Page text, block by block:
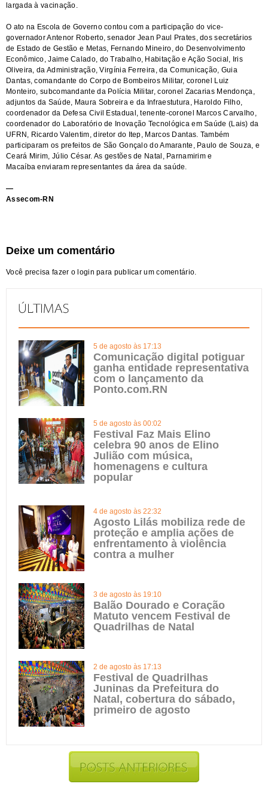
largada à vacinação.
O ato na Escola de Governo contou com a participação do vice-
governador Antenor Roberto, senador Jean Paul Prates, dos secretários
de Estado de Gestão e Metas, Fernando Mineiro, do Desenvolvimento
Econômico, Jaime Calado, do Trabalho, Habitação e Ação Social, Iris
Oliveira, da Administração, Virgínia Ferreira, da Comunicação, Guia
Dantas, comandante do Corpo de Bombeiros Militar, coronel Luiz
Monteiro, subcomandante da Polícia Militar, coronel Zacarias Mendonça,
adjuntos da Saúde, Maura Sobreira e da Infraestutura, Haroldo Filho,
coordenador da Defesa Civil Estadual, tenente-coronel Marcos Carvalho,
coordenador do Laboratório de Inovação Tecnológica em Saúde (Lais) da
UFRN, Ricardo Valentim, diretor do Itep, Marcos Dantas. Também
participaram os prefeitos de São Gonçalo do Amarante, Paulo de Souza, e
Ceará Mirim, Júlio César. As gestões de Natal, Parnamirim e
Macaíba enviaram representantes da área da saúde.
—
Assecom-RN
Deixe um comentário
Você precisa fazer o login para publicar um comentário.
5 de agosto às 17:13
Comunicação digital potiguar
ganha entidade representativa
com o lançamento da
Ponto.com.RN
5 de agosto às 00:02
Festival Faz Mais Elino
celebra 90 anos de Elino
Julião com música,
homenagens e cultura
popular
4 de agosto às 22:32
Agosto Lilás mobiliza rede de
proteção e amplia ações de
enfrentamento à violência
contra a mulher
3 de agosto às 19:10
Balão Dourado e Coração
Matuto vencem Festival de
Quadrilhas de Natal
2 de agosto às 17:13
Festival de Quadrilhas
Juninas da Prefeitura do
Natal, cobertura do sábado,
primeiro de agosto